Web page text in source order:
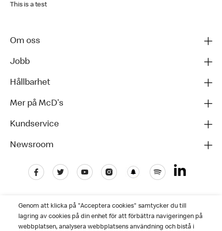
This is a test
Om oss
Jobb
Hållbarhet
Mer på McD's
Kundservice
Newsroom
Genom att klicka på "Acceptera cookies" samtycker du till
lagring av cookies på din enhet för att förbättra navigeringen på
webbplatsen, analysera webbplatsens användning och bistå i